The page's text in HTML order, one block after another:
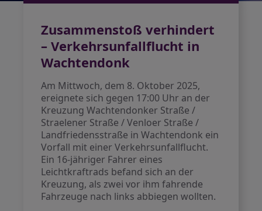
Zusammenstoß verhindert
– Verkehrsunfallflucht in
Wachtendonk
Am Mittwoch, dem 8. Oktober 2025,
ereignete sich gegen 17:00 Uhr an der
Kreuzung Wachtendonker Straße /
Straelener Straße / Venloer Straße /
Landfriedensstraße in Wachtendonk ein
Vorfall mit einer Verkehrsunfallflucht.
Ein 16-jähriger Fahrer eines
Leichtkraftrads befand sich an der
Kreuzung, als zwei vor ihm fahrende
Fahrzeuge nach links abbiegen wollten.